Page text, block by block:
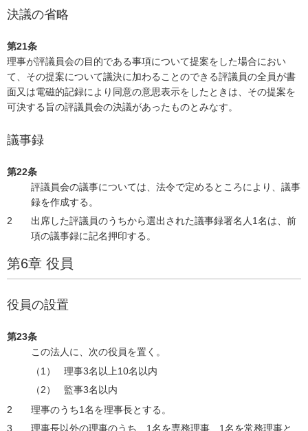
決議の省略
第21条
理事が評議員会の目的である事項について提案をした場合におい
て、その提案について議決に加わることのできる評議員の全員が書
面又は電磁的記録により同意の意思表示をしたときは、その提案を
可決する旨の評議員会の決議があったものとみなす。
議事録
第22条
評議員会の議事については、法令で定めるところにより、議事
録を作成する。
出席した評議員のうちから選出された議事録署名人1名は、前
項の議事録に記名押印する。
第6章 役員
役員の設置
第23条
この法人に、次の役員を置く。
理事3名以上10名以内
監事3名以内
理事のうち1名を理事長とする。
理事長以外の理事のうち、1名を専務理事、1名を常務理事と